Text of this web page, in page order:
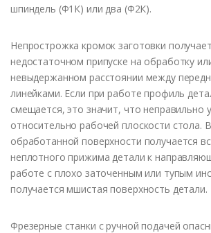
шпиндель (Ф1К) или два (Ф2К).
Непрострожка кромок заготовки
недостаточном припуске на обработку
невыдержанном расстоянии между
линейками. Если при работе профиль
смещается, это значит, что неправильно
относительно рабочей плоскости стола.
обработанной поверхности получается
неплотного прижима детали к
работе с плохо заточенным или тупым
получается мшистая поверхность детали.
Фрезерные станки с ручной подачей